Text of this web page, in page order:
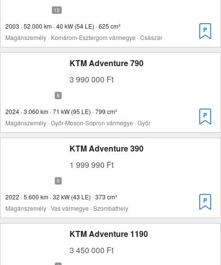
2003 · 52.000 km · 40 kW (54 LE) · 625 cm³
Magánszemély · Komárom-Esztergom vármegye · Császár
KTM Adventure 790
3 990 000 Ft
2024 · 3.060 km · 71 kW (95 LE) · 799 cm³
Magánszemély · Győr-Moson-Sopron vármegye · Győr
KTM Adventure 390
1 999 990 Ft
2022 · 5.600 km · 32 kW (43 LE) · 373 cm³
Magánszemély · Vas vármegye · Szombathely
KTM Adventure 1190
3 450 000 Ft